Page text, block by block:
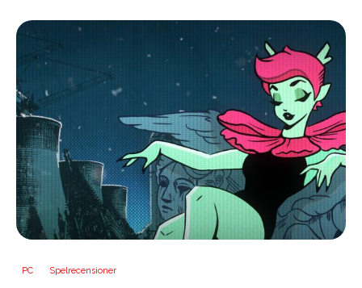
PC Spelrecensioner